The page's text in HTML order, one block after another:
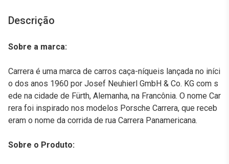
Descrição
Sobre a marca:
Carrera é uma marca de carros caça-níqueis lançada no iníci
o dos anos 1960 por Josef Neuhierl GmbH & Co. KG com s
ede na cidade de Fürth, Alemanha, na Francônia. O nome Car
rera foi inspirado nos modelos Porsche Carrera, que receb
eram o nome da corrida de rua Carrera Panamericana.
Sobre o Produto: